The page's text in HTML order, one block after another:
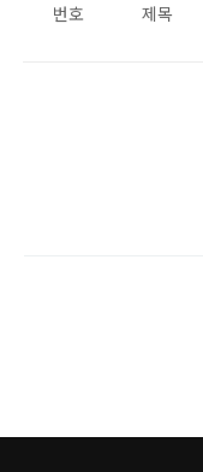
번호 제목